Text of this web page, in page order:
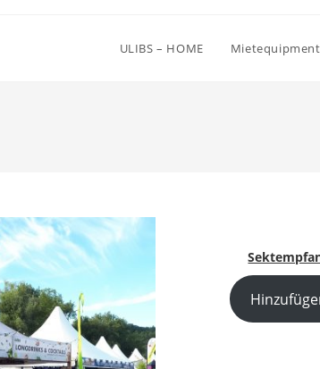
ULIBS – HOME Mietequipment